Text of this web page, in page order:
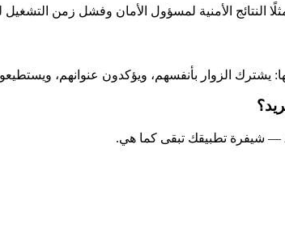
الأمنية لمسؤول الأمان وفشل زمن التشغيل
يشترك الزوار بأنفسهم، ويؤكدون عنوانهم،